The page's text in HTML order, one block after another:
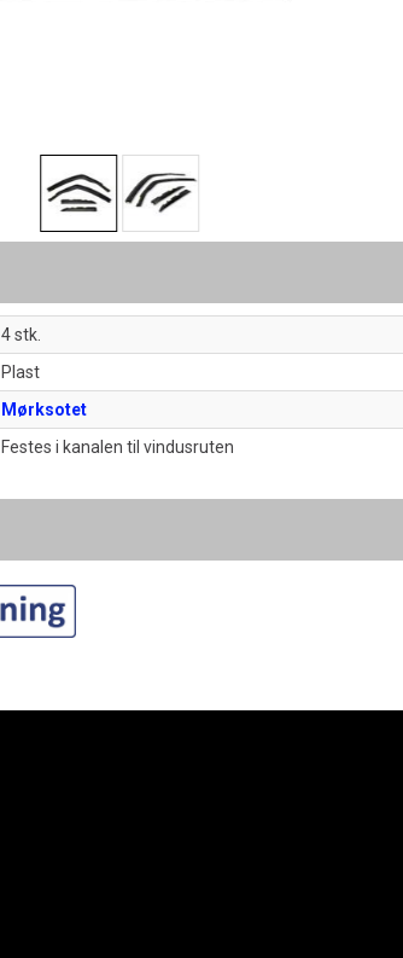
4 stk.
Plast
Mørksotet
Festes i kanalen til vindusruten